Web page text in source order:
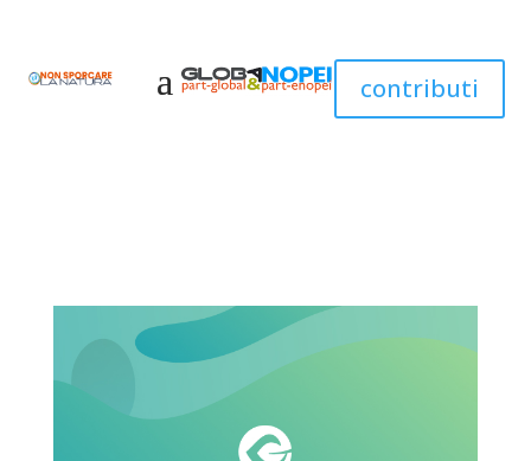
contributi